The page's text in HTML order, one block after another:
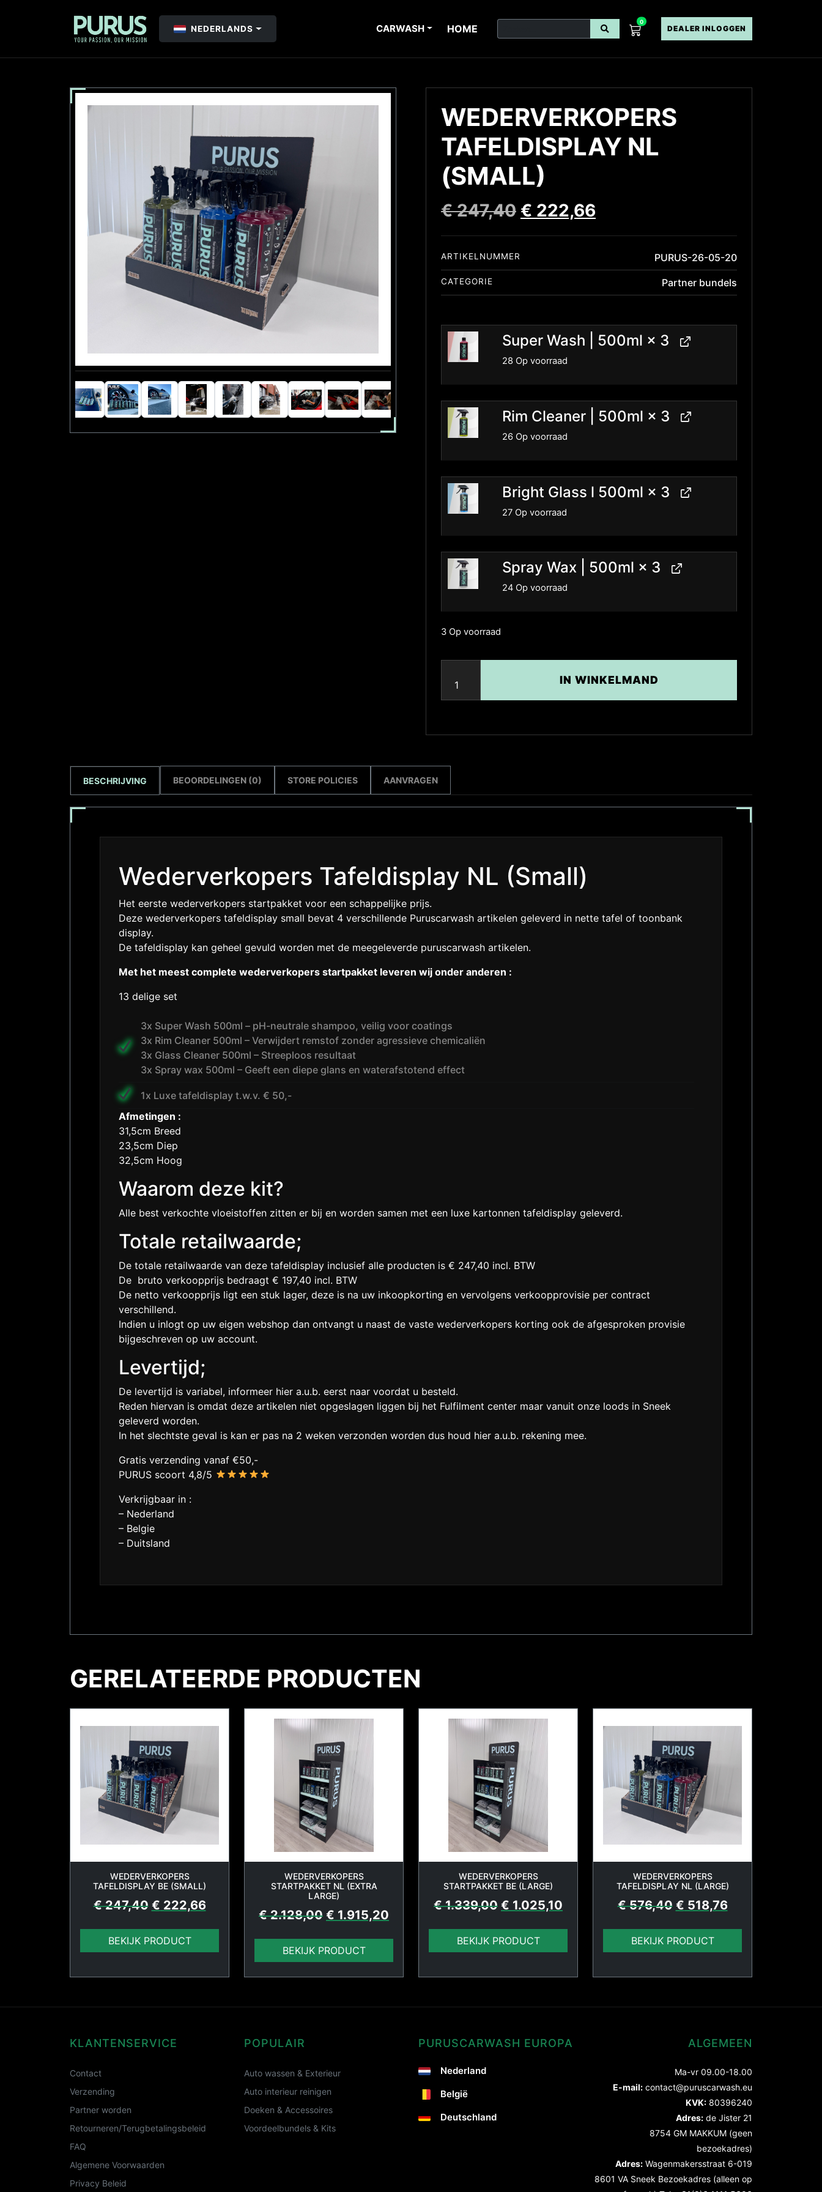
NEDERLANDS CARWASH HOME
0
DEALER INLOGGEN
WEDERVERKOPERS
TAFELDISPLAY NL
(SMALL)
€247,40 € 222,66
ARTIKELNUMMER PURUS-26-05-20
CATEGORIE Partner bundels
Super Wash | 500ml × 3
28 Op voorraad
Rim Cleaner | 500ml × 3
26 Op voorraad
Bright Glass l 500ml × 3
27 Op voorraad
Spray Wax | 500ml × 3
24 Op voorraad
3 Op voorraad
IN WINKELMAND
BESCHRIJVING BEOORDELINGEN (0) STORE POLICIES AANVRAGEN
Wederverkopers Tafeldisplay NL (Small)
Het eerste wederverkopers startpakket voor een schappelijke prijs.
Deze wederverkopers tafeldisplay small bevat 4 verschillende Puruscarwash artikelen geleverd in nette tafel of toonbank
display.
De tafeldisplay kan geheel gevuld worden met de meegeleverde puruscarwash artikelen.
Met het meest complete wederverkopers startpakket leveren wij onder anderen :
13 delige set
3x Super Wash 500ml – pH-neutrale shampoo, veilig voor coatings
3x Rim Cleaner 500ml – Verwijdert remstof zonder agressieve chemicaliën
3x Glass Cleaner 500ml – Streeploos resultaat
3x Spray wax 500ml – Geeft een diepe glans en waterafstotend effect
1x Luxe tafeldisplay t.w.v. € 50,-
Afmetingen :
31,5cm Breed
23,5cm Diep
32,5cm Hoog
Waarom deze kit?
Alle best verkochte vloeistoffen zitten er bij en worden samen met een luxe kartonnen tafeldisplay geleverd.
Totale retailwaarde;
De totale retailwaarde van deze tafeldisplay inclusief alle producten is € 247,40 incl. BTW
De bruto verkoopprijs bedraagt € 197,40 incl. BTW
De netto verkoopprijs ligt een stuk lager, deze is na uw inkoopkorting en vervolgens verkoopprovisie per contract
verschillend.
Indien u inlogt op uw eigen webshop dan ontvangt u naast de vaste wederverkopers korting ook de afgesproken provisie
bijgeschreven op uw account.
Levertijd;
De levertijd is variabel, informeer hier a.u.b. eerst naar voordat u besteld.
Reden hiervan is omdat deze artikelen niet opgeslagen liggen bij het Fulfilment center maar vanuit onze loods in Sneek
geleverd worden.
In het slechtste geval is kan er pas na 2 weken verzonden worden dus houd hier a.u.b. rekening mee.
Gratis verzending vanaf €50,-
PURUS scoort 4,8/5
Verkrijgbaar in :
– Nederland
– Belgie
– Duitsland
GERELATEERDE PRODUCTEN
WEDERVERKOPERS
TAFELDISPLAY BE (SMALL)
€247,40 € 222,66
BEKIJK PRODUCT
WEDERVERKOPERS
STARTPAKKET NL (EXTRA
LARGE)
€2.128,00 € 1.915,20
BEKIJK PRODUCT
WEDERVERKOPERS
STARTPAKKET BE (LARGE)
€1.339,00 € 1.025,10
BEKIJK PRODUCT
WEDERVERKOPERS
TAFELDISPLAY NL (LARGE)
€576,40 € 518,76
BEKIJK PRODUCT
KLANTENSERVICE
Contact
Verzending
Partner worden
Retourneren/Terugbetalingsbeleid
FAQ
Algemene Voorwaarden
Privacy Beleid
POPULAIR
Auto wassen & Exterieur
Auto interieur reinigen
Doeken & Accessoires
Voordeelbundels & Kits
PURUSCARWASH EUROPA
Nederland
België
Deutschland
ALGEMEEN
Ma-vr 09.00-18.00
E-mail: contact@puruscarwash.eu
KVK: 80396240
Adres: de Jister 21
8754 GM MAKKUM (geen
bezoekadres)
Adres: Wagenmakersstraat 6-019
8601 VA Sneek Bezoekadres (alleen op